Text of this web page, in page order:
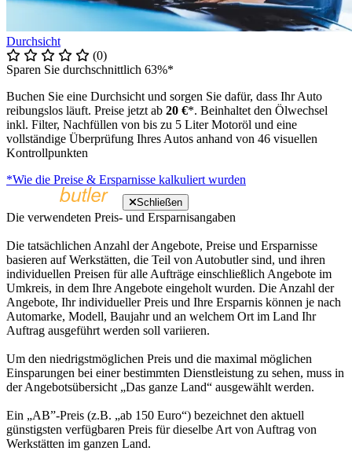
Durchsicht
(0)
Sparen Sie durchschnittlich 63%*
Buchen Sie eine Durchsicht und sorgen Sie dafür, dass Ihr Auto
reibungslos läuft. Preise jetzt ab 20 €*. Beinhaltet den Ölwechsel
inkl. Filter, Nachfüllen von bis zu 5 Liter Motoröl und eine
vollständige Überprüfung Ihres Autos anhand von 46 visuellen
Kontrollpunkten
*Wie die Preise & Ersparnisse kalkuliert wurden
Schließen
Die verwendeten Preis- und Ersparnisangaben
Die tatsächlichen Anzahl der Angebote, Preise und Ersparnisse
basieren auf Werkstätten, die Teil von Autobutler sind, und ihren
individuellen Preisen für alle Aufträge einschließlich Angebote im
Umkreis, in dem Ihre Angebote eingeholt wurden. Die Anzahl der
Angebote, Ihr individueller Preis und Ihre Ersparnis können je nach
Automarke, Modell, Baujahr und an welchem Ort im Land Ihr
Auftrag ausgeführt werden soll variieren.
Um den niedrigstmöglichen Preis und die maximal möglichen
Einsparungen bei einer bestimmten Dienstleistung zu sehen, muss in
der Angebotsübersicht „Das ganze Land“ ausgewählt werden.
Ein „AB”-Preis (z.B. „ab 150 Euro“) bezeichnet den aktuell
günstigsten verfügbaren Preis für dieselbe Art von Auftrag von
Werkstätten im ganzen Land.